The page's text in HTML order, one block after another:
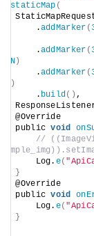
staticMap (
.
addMarker (
.
addMarker (
)
.
addMarker (
)
.
build() ,
@Override
public
void
//
Log.
e(
}
@Override
public
void
Log.
e(
}